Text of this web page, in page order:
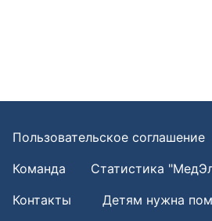
Пользовательское соглашение
Команда
Статистика
Контакты
Детям нужна